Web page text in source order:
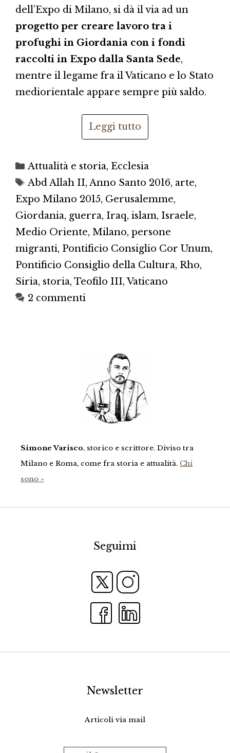
dell’Expo di Milano, si dà il via ad un
progetto per creare lavoro tra i
profughi in Giordania con i fondi
raccolti in Expo dalla Santa Sede,
mentre il legame fra il Vaticano e lo Stato
mediorientale appare sempre più saldo.
Leggi tutto
Categorie
Attualità e storia, Ecclesia
Tag
Abd Allah II, Anno Santo 2016, arte,
Expo Milano 2015, Gerusalemme,
Giordania, guerra, Iraq, islam, Israele,
Medio Oriente, Milano, persone
migranti, Pontificio Consiglio Cor Unum,
Pontificio Consiglio della Cultura, Rho,
Siria, storia, Teofilo III,Vaticano
2 commenti
Simone Varisco, storico e scrittore. Diviso tra
Milano e Roma, come fra storia e attualità. Chi
sono »
Seguimi
Newsletter
Articoli via mail